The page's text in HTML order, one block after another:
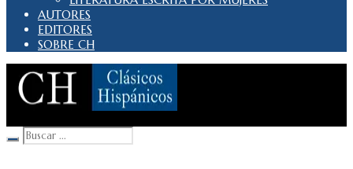
AUTORES
EDITORES
SOBRE CH